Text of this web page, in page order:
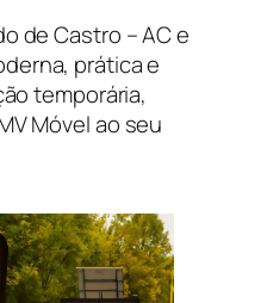
de Castro – AC e
prática e
temporária,
Móvel ao seu